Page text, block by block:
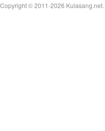
Copyright © 2011-2026 Kulasang.net.